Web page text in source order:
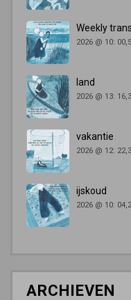
Weekly
2026 @ 10:
land
2026 @ 13:
vakantie
2026 @ 12:
ijskoud
2026 @ 10:
ARCHIEVEN